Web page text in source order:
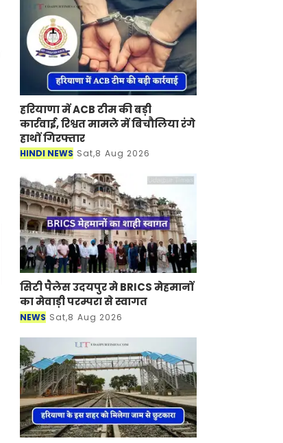
हरियाणा में ACB टीम की बड़ी
कार्रवाई, रिश्वत मामले में बिचौलिया रंगे
हाथों गिरफ्तार
HINDI NEWS Sat,8 Aug 2026
सिटी पैलेस उदयपुर मे BRICS मेहमानों
का मेवाड़ी परम्परा से स्वागत
NEWS Sat,8 Aug 2026